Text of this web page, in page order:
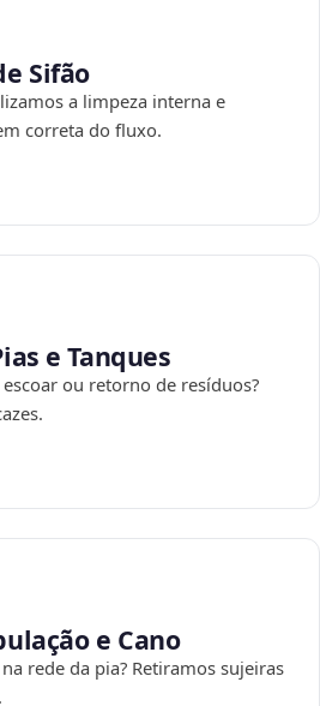
Sifão
a limpeza interna e
correta do fluxo.
e Tanques
ou retorno de resíduos?
e Cano
rede da pia? Retiramos sujeiras